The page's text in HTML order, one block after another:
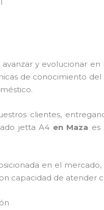
y evolucionar
de conocimiento
clientes,
jetta A4 en Maza es
en el
capacidad de atender